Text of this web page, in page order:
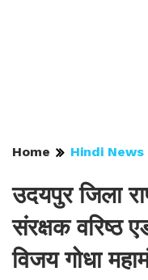
Home Hindi News
उदयपुर जिला
संरक्षक वरिष्ठ
विजय गोधा